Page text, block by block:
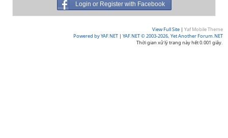
Login or Register with Facebook
View Full Site | Yaf Mobile Theme
Powered by YAF.NET | YAF.NET © 2003-2026, Yet Another Forum.NET
Thời gian xử lý trang này hết 0.001 giây.